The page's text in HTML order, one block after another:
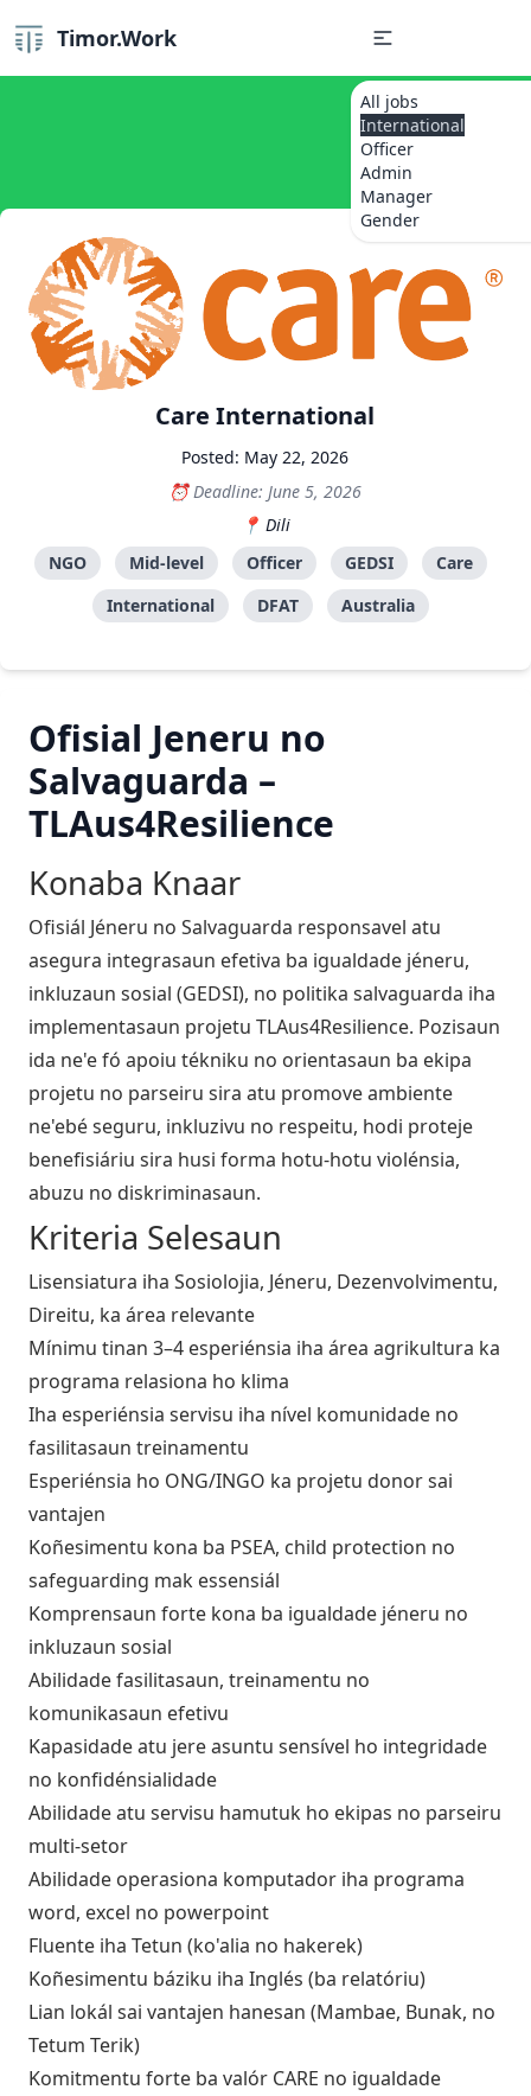
Timor.Work
All jobs
International
Officer
Admin
Manager
Gender
Care International
Posted: May 22, 2026
Deadline: June 5, 2026
Dili
NGO
Mid-level Officer GEDSI
Care
International
DFAT Australia
Ofisial Jeneru no
Salvaguarda –
TLAus4Resilience
Konaba Knaar
Ofisiál Jéneru no Salvaguarda responsavel atu
asegura integrasaun efetiva ba igualdade jéneru,
inkluzaun sosial (GEDSI), no politika salvaguarda iha
implementasaun projetu TLAus4Resilience. Pozisaun
ida ne'e fó apoiu tékniku no orientasaun ba ekipa
projetu no parseiru sira atu promove ambiente
ne'ebé seguru, inkluzivu no respeitu, hodi proteje
benefisiáriu sira husi forma hotu-hotu violénsia,
abuzu no diskriminasaun.
Kriteria Selesaun
Lisensiatura iha Sosiolojia, Jéneru, Dezenvolvimentu,
Direitu, ka área relevante
Mínimu tinan 3–4 esperiénsia iha área agrikultura ka
programa relasiona ho klima
Iha esperiénsia servisu iha nível komunidade no
fasilitasaun treinamentu
Esperiénsia ho ONG/INGO ka projetu donor sai
vantajen
Koñesimentu kona ba PSEA, child protection no
safeguarding mak essensiál
Komprensaun forte kona ba igualdade jéneru no
inkluzaun sosial
Abilidade fasilitasaun, treinamentu no
komunikasaun efetivu
Kapasidade atu jere asuntu sensível ho integridade
no konfidénsialidade
Abilidade atu servisu hamutuk ho ekipas no parseiru
multi-setor
Abilidade operasiona komputador iha programa
word, excel no powerpoint
Fluente iha Tetun (ko'alia no hakerek)
Koñesimentu báziku iha Inglés (ba relatóriu)
Lian lokál sai vantajen hanesan (Mambae, Bunak, no
Tetum Terik)
Komitmentu forte ba valór CARE no igualdade